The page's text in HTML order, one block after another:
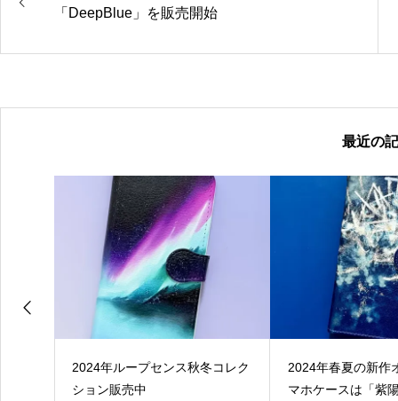
「DeepBlue」を販売開始
最近の
2024年ループセンス秋冬コレク
ション販売中
2024年春夏の新作
マホケースは「紫